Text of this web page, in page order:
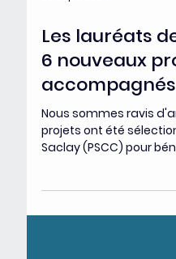
26 sept. 2024
Les lauréats
6 nouveaux